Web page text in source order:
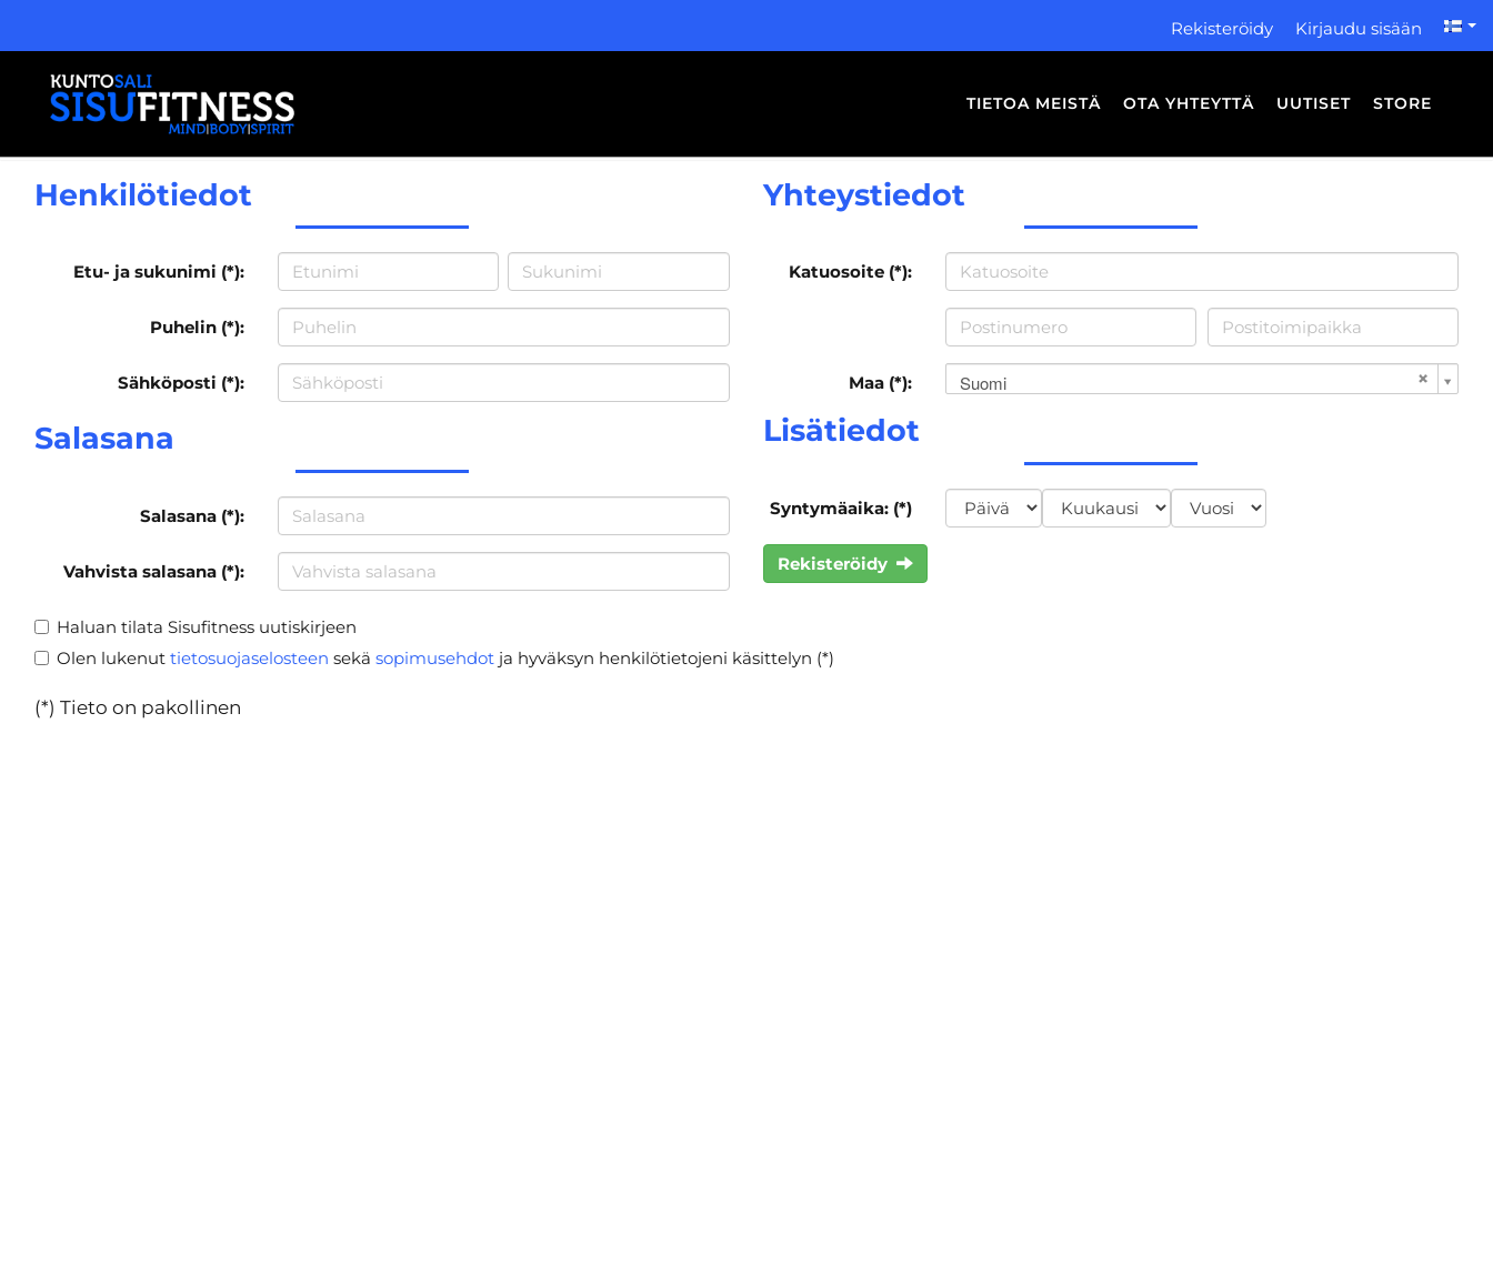
Rekisteröidy Kirjaudu sisään
TIETOA MEISTÄ OTA YHTEYTTÄ UUTISET STORE
Henkilötiedot
Etu- ja sukunimi (*):
Puhelin (*):
Sähköposti (*):
Salasana
Salasana (*):
Vahvista salasana (*):
Yhteystiedot
Katuosoite (*):
Maa (*): Suomi
Lisätiedot
Syntymäaika: (*)
Rekisteröidy
Haluan tilata Sisufitness uutiskirjeen
Olen lukenut tietosuojaselosteen sekä sopimusehdot ja hyväksyn henkilötietojeni käsittelyn (*)
(*) Tieto on pakollinen